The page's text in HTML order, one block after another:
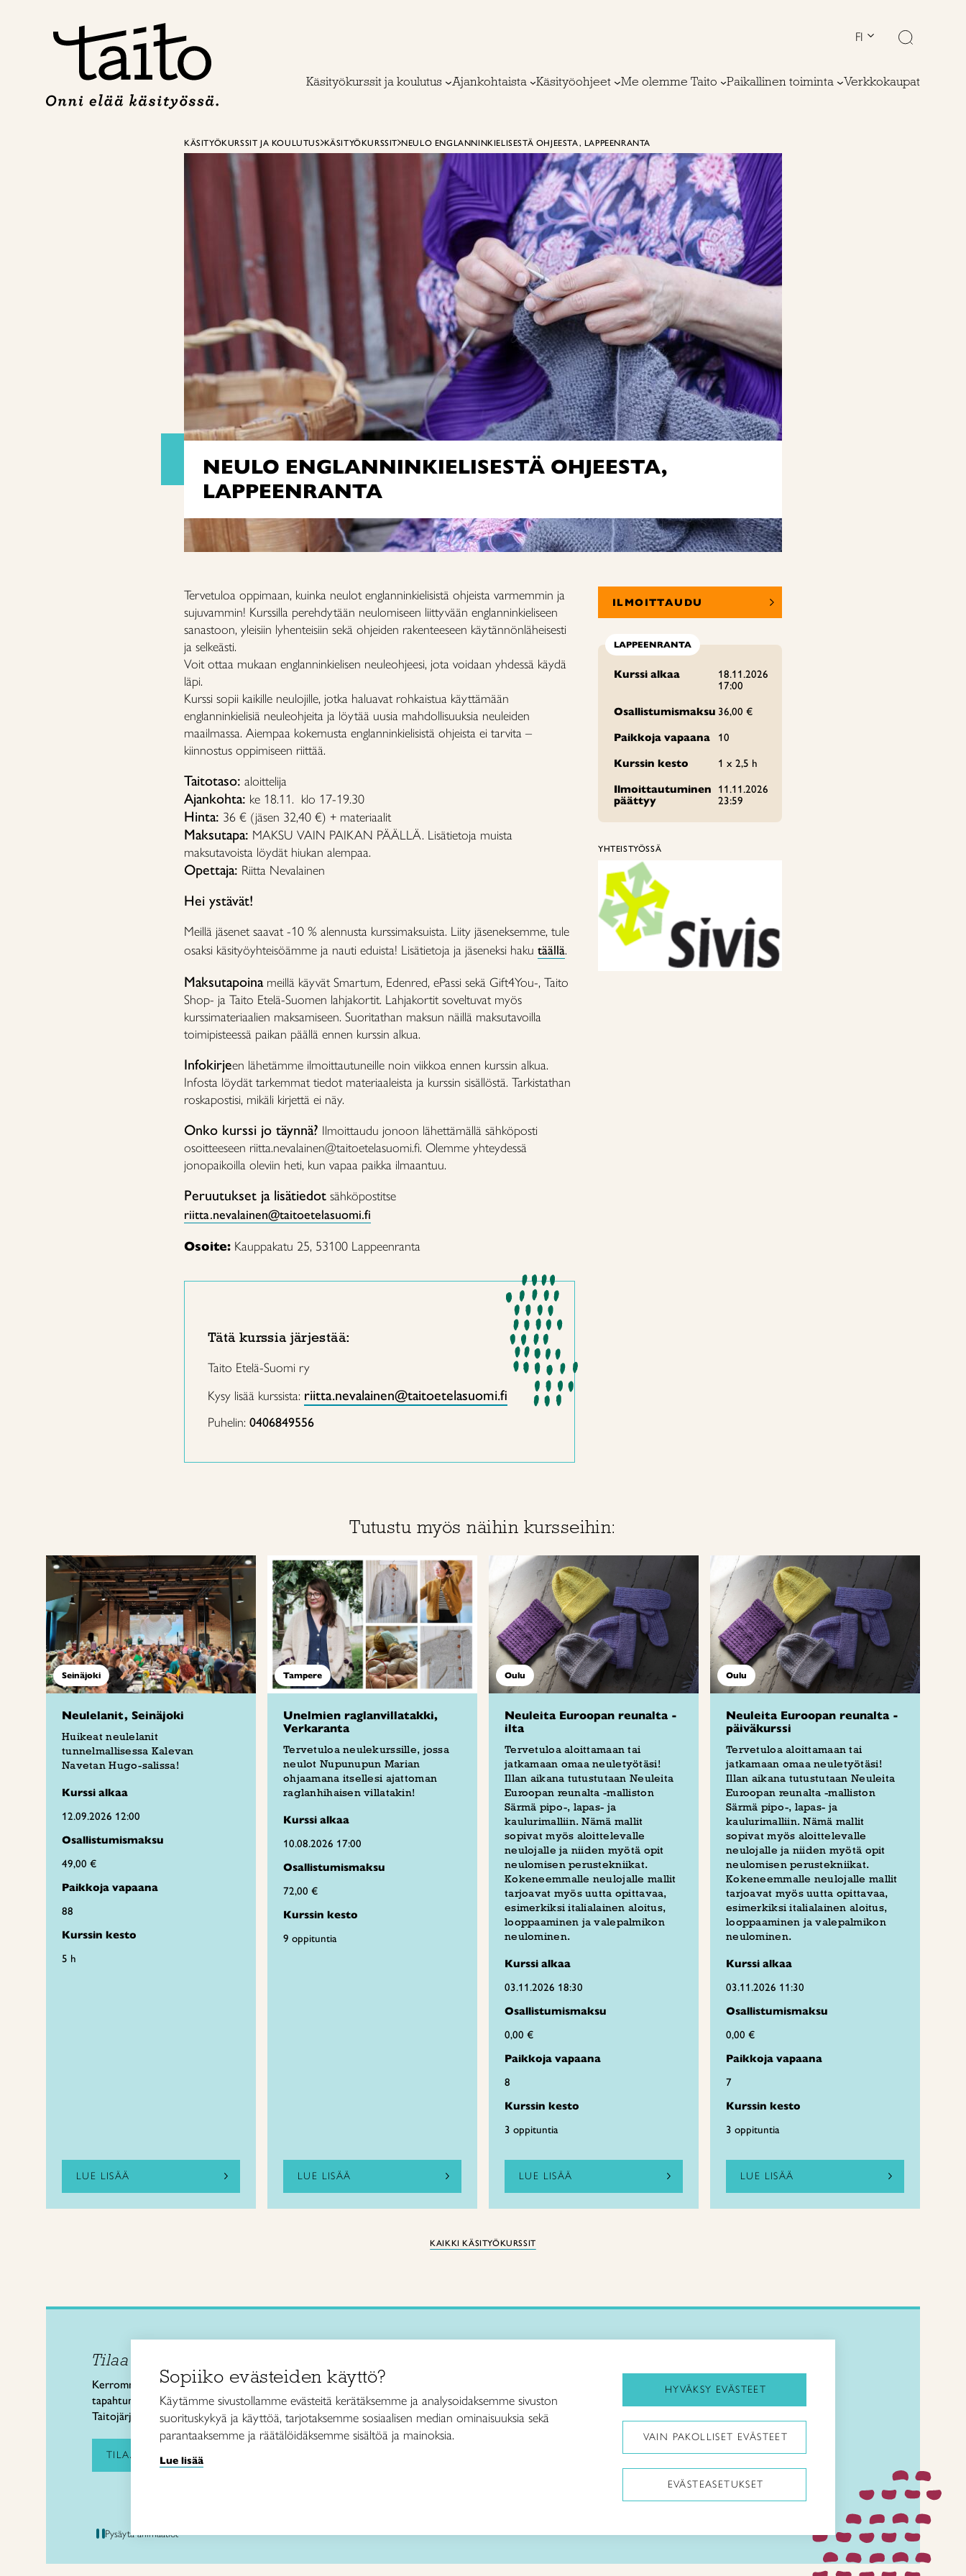
FI
Käsityökurssit ja koulutus Ajankohtaista Käsityöohjeet Me olemme Taito Paikallinen toiminta Verkkokaupat
KÄSITYÖKURSSIT JA KOULUTUS KÄSITYÖKURSSIT NEULO ENGLANNINKIELISESTÄ OHJEESTA, LAPPEENRANTA
NEULO ENGLANNINKIELISESTÄ OHJEESTA,
LAPPEENRANTA
Tervetuloa oppimaan, kuinka neulot englanninkielisistä ohjeista varmemmin ja
sujuvammin! Kurssilla perehdytään neulomiseen liittyvään englanninkieliseen
sanastoon, yleisiin lyhenteisiin sekä ohjeiden rakenteeseen käytännönläheisesti
ja selkeästi.
Voit ottaa mukaan englanninkielisen neuleohjeesi, jota voidaan yhdessä käydä
läpi.
Kurssi sopii kaikille neulojille, jotka haluavat rohkaistua käyttämään
englanninkielisiä neuleohjeita ja löytää uusia mahdollisuuksia neuleiden
maailmassa. Aiempaa kokemusta englanninkielisistä ohjeista ei tarvita –
kiinnostus oppimiseen riittää.
Taitotaso: aloittelija
Ajankohta: ke 18.11. klo 17-19.30
Hinta: 36 € (jäsen 32,40 €) + materiaalit
Maksutapa: MAKSU VAIN PAIKAN PÄÄLLÄ. Lisätietoja muista
maksutavoista löydät hiukan alempaa.
Opettaja: Riitta Nevalainen
Hei ystävät!
Meillä jäsenet saavat -10 % alennusta kurssimaksuista. Liity jäseneksemme, tule
osaksi käsityöyhteisöämme ja nauti eduista! Lisätietoja ja jäseneksi haku täällä.
Maksutapoinameillä käyvät Smartum, Edenred, ePassi sekä Gift4You-, Taito
Shop- ja Taito Etelä-Suomen lahjakortit. Lahjakortit soveltuvat myös
kurssimateriaalien maksamiseen. Suoritathan maksun näillä maksutavoilla
toimipisteessä paikan päällä ennen kurssin alkua.
Infokirjeen lähetämme ilmoittautuneille noin viikkoa ennen kurssin alkua.
Infosta löydät tarkemmat tiedot materiaaleista ja kurssin sisällöstä. Tarkistathan
roskapostisi, mikäli kirjettä ei näy.
Onko kurssi jo täynnä? Ilmoittaudu jonoon lähettämällä sähköposti
osoitteeseen riitta.nevalainen@taitoetelasuomi.fi. Olemme yhteydessä
jonopaikoilla oleviin heti, kun vapaa paikka ilmaantuu.
Peruutukset ja lisätiedot sähköpostitse
riitta.nevalainen@taitoetelasuomi.fi
Osoite: Kauppakatu 25, 53100 Lappeenranta
Tätä kurssia järjestää:
Taito Etelä-Suomi ry
Kysy lisää kurssista: riitta.nevalainen@taitoetelasuomi.fi
Puhelin: 0406849556
ILMOITTAUDU
LAPPEENRANTA
Kurssi alkaa
18.11.2026
17:00
Osallistumismaksu 36,00 €
Paikkoja vapaana
10
Kurssin kesto
1 x 2,5 h
Ilmoittautuminen
päättyy
11.11.2026
23:59
YHTEISTYÖSSÄ
Tutustu myös näihin kursseihin:
Seinäjoki
Neulelanit, Seinäjoki
Huikeat neulelanit
tunnelmallisessa Kalevan
Navetan Hugo-salissa!
Kurssi alkaa
12.09.2026 12:00
Osallistumismaksu
49,00 €
Paikkoja vapaana
88
Kurssin kesto
5 h
LUE LISÄÄ
Tampere
Unelmien raglanvillatakki,
Verkaranta
Tervetuloa neulekurssille, jossa
neulot Nupunupun Marian
ohjaamana itsellesi ajattoman
raglanhihaisen villatakin!
Kurssi alkaa
10.08.2026 17:00
Osallistumismaksu
72,00 €
Kurssin kesto
9 oppituntia
LUE LISÄÄ
Oulu
Neuleita Euroopan reunalta -
ilta
Tervetuloa aloittamaan tai
jatkamaan omaa neuletyötäsi!
Illan aikana tutustutaan Neuleita
Euroopan reunalta -malliston
Särmä pipo-, lapas- ja
kaulurimalliin. Nämä mallit
sopivat myös aloittelevalle
neulojalle ja niiden myötä opit
neulomisen perustekniikat.
Kokeneemmalle neulojalle mallit
tarjoavat myös uutta opittavaa,
esimerkiksi italialainen aloitus,
looppaaminen ja valepalmikon
neulominen.
Kurssi alkaa
03.11.2026 18:30
Osallistumismaksu
0,00 €
Paikkoja vapaana
8
Kurssin kesto
3 oppituntia
LUE LISÄÄ
Oulu
Neuleita Euroopan reunalta -
päiväkurssi
Tervetuloa aloittamaan tai
jatkamaan omaa neuletyötäsi!
Illan aikana tutustutaan Neuleita
Euroopan reunalta -malliston
Särmä pipo-, lapas- ja
kaulurimalliin. Nämä mallit
sopivat myös aloittelevalle
neulojalle ja niiden myötä opit
neulomisen perustekniikat.
Kokeneemmalle neulojalle mallit
tarjoavat myös uutta opittavaa,
esimerkiksi italialainen aloitus,
looppaaminen ja valepalmikon
neulominen.
Kurssi alkaa
03.11.2026 11:30
Osallistumismaksu
0,00 €
Paikkoja vapaana
7
Kurssin kesto
3 oppituntia
LUE LISÄÄ
KAIKKI KÄSITYÖKURSSIT
Tilaa uutiskirje
Kerromme käsityön valtakunnallisista
tapahtumista ja uutisista sekä
Taitojärjestön toiminnasta.
TILAA UUTISKIRJE
Pysäytä animaatiot
Käsi- ja taideteollisuusliitto Taito ry
Kalevankatu 61
00180 Helsinki
puh. 040 7525 160
Käsityöohjeet
Me olemme Taito
Kirjaudu Taitocampukseen
Taitoliitto:
Taito-lehti:
Sopiiko evästeiden käyttö?
Käytämme sivustollamme evästeitä kerätäksemme ja analysoidaksemme sivuston
suorituskykyä ja käyttöä, tarjotaksemme sosiaalisen median ominaisuuksia sekä
parantaaksemme ja räätälöidäksemme sisältöä ja mainoksia.
Lue lisää
HYVÄKSY EVÄSTEET
VAIN PAKOLLISET EVÄSTEET
EVÄSTEASETUKSET